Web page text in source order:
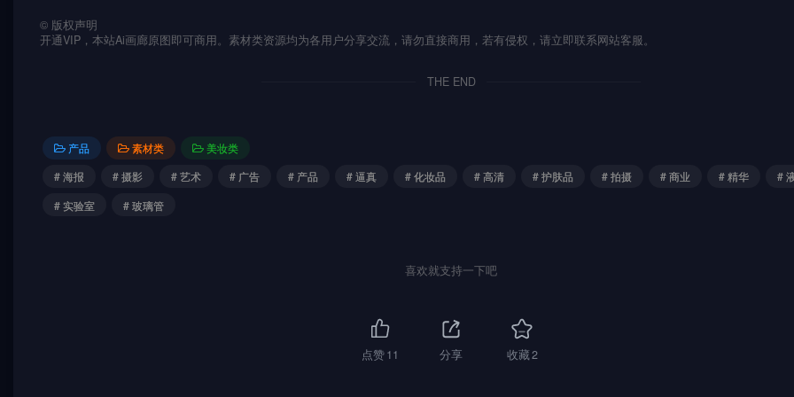
© 版权声明
开通VIP，本站Ai画廊原图即可商用。素材类资源均为各用户分享交流，请勿直接商用，若有侵权，请立即联系网站客服。
THE END
产品 素材类
美妆类
# 海报
# 摄影 # 艺术 # 广告 # 产品 # 逼真 # 化妆品 # 高清 # 护肤品 # 拍摄 # 商业 # 精华
#
# 实验室
# 玻璃管
喜欢就支持一下吧
点赞11 分享 收藏2